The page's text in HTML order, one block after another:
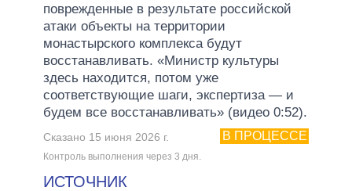
поврежденные в результате российской
атаки объекты на территории
монастырского комплекса будут
восстанавливать. «Министр культуры
здесь находится, потом уже
соответствующие шаги, экспертиза — и
будем все восстанавливать» (видео 0:52).
В ПРОЦЕССЕ
Сказано 15 июня 2026 г.
Контроль выполнения через 3 дня.
ИСТОЧНИК